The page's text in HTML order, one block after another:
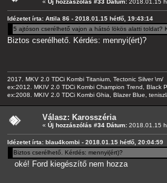
« Új hozzászólás #33 Dátum: 2018.01.15
Idézetet írta: Attila 86 - 2018.01.15 hétfő, 19:43:14
5 ajtóson cserélhető vajon a hátsó lökös alatti toldat?
Biztos cserélhető. Kérdés: mennyi(ért)?
2017. MKV 2.0 TDCi Kombi Titanium, Tectonic Silver \m/
ex:2012. MKIV 2.0 TDCi Kombi Champion Trend, Black
ex:2008. MKIV 2.0 TDCi Kombi Ghia, Blazer Blue,
Válasz: Karosszéria
« Új hozzászólás #34 Dátum: 2018.01.15
Idézetet írta: blau4kombi - 2018.01.15 hétfő, 20:04:59
Biztos cserélhető. Kérdés: mennyi(ért)?
oké! Ford kiegészítő nem hozza